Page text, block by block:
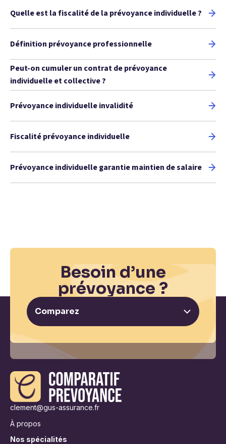
Quelle est la fiscalité de la prévoyance individuelle ?
Définition prévoyance professionnelle
Peut-on cumuler un contrat de prévoyance
individuelle et collective ?
Prévoyance individuelle invalidité
Fiscalité prévoyance individuelle
Prévoyance individuelle garantie maintien de salaire
Besoin d’une
prévoyance ?
Comparez
clement@gus-assurance.fr
À propos
Nos spécialités